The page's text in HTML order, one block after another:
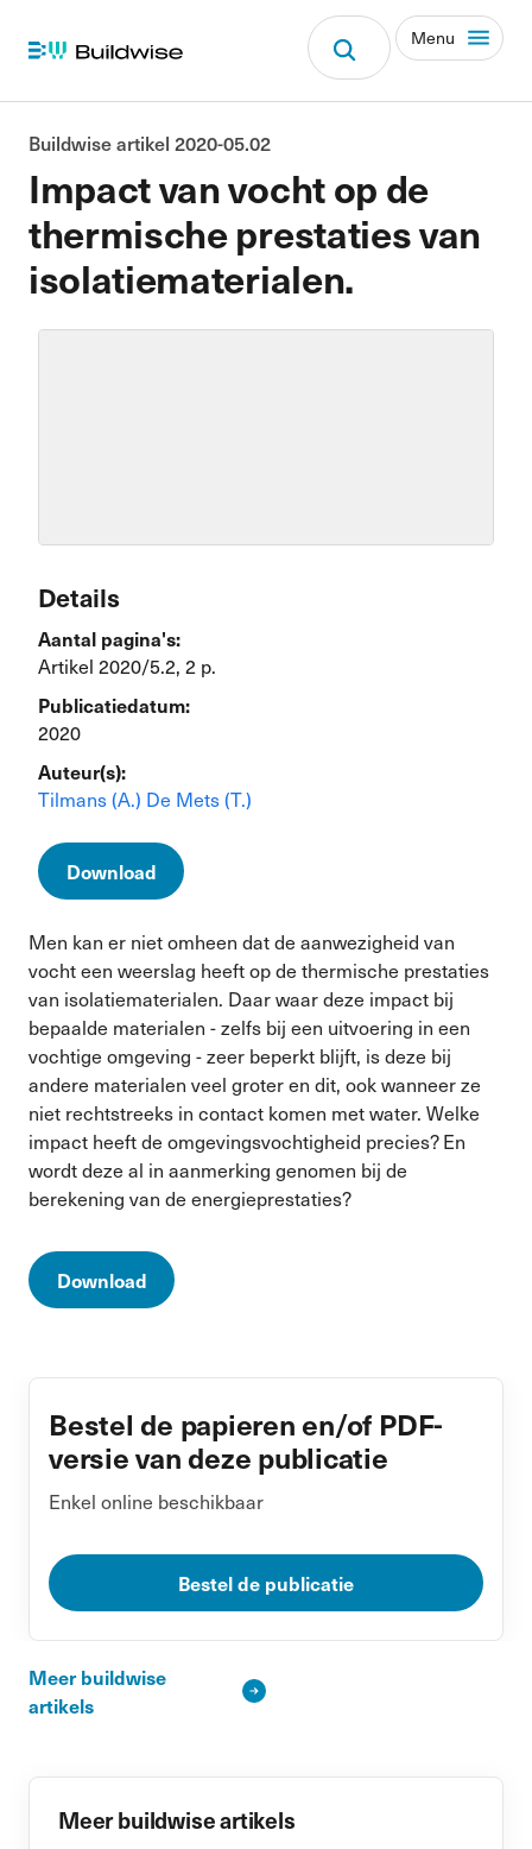
Menu
Impact van vocht op de
thermische prestaties van
isolatiematerialen.
Buildwise artikel 2020-05.02
Details
Aantal pagina's:
Artikel 2020/5.2, 2 p.
Publicatiedatum:
2020
Auteur(s):
Tilmans (A.) De Mets (T.)
Download
Men kan er niet omheen dat de aanwezigheid van
vocht een weerslag heeft op de thermische prestaties
van isolatiematerialen. Daar waar deze impact bij
bepaalde materialen - zelfs bij een uitvoering in een
vochtige omgeving - zeer beperkt blijft, is deze bij
andere materialen veel groter en dit, ook wanneer ze
niet rechtstreeks in contact komen met water. Welke
impact heeft de omgevingsvochtigheid precies? En
wordt deze al in aanmerking genomen bij de
berekening van de energieprestaties?
Download
Bestel de papieren en/of PDF-
versie van deze publicatie
Enkel online beschikbaar
Bestel de publicatie
Meer buildwise
artikels
Meer buildwise artikels